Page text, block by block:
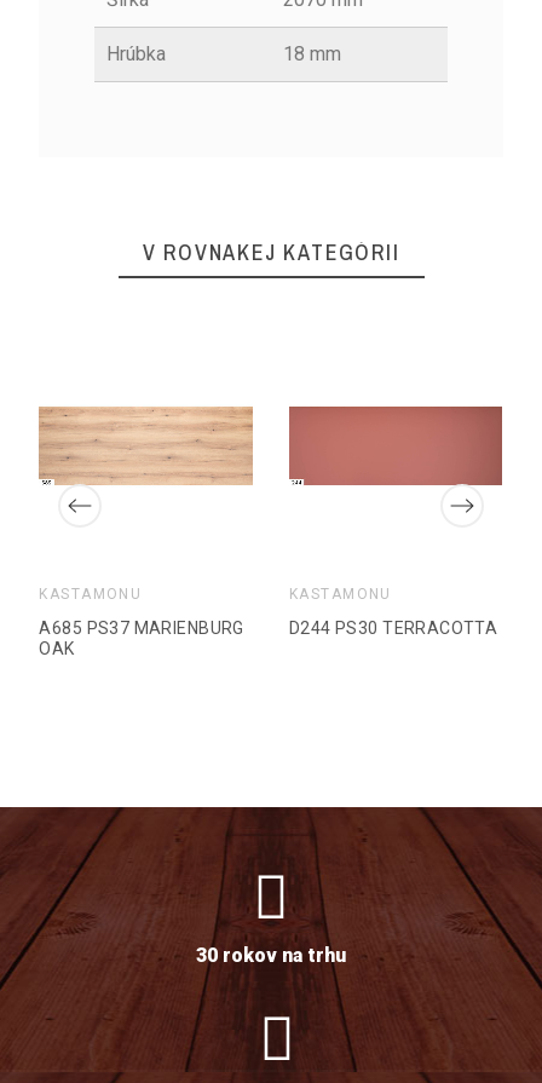
Hrúbka 18 mm
V ROVNAKEJ KATEGÓRII
KASTAMONU
A685 PS37 MARIENBURG
OAK
KASTAMONU
D244 PS30 TERRACOTTA
30 rokov na trhu